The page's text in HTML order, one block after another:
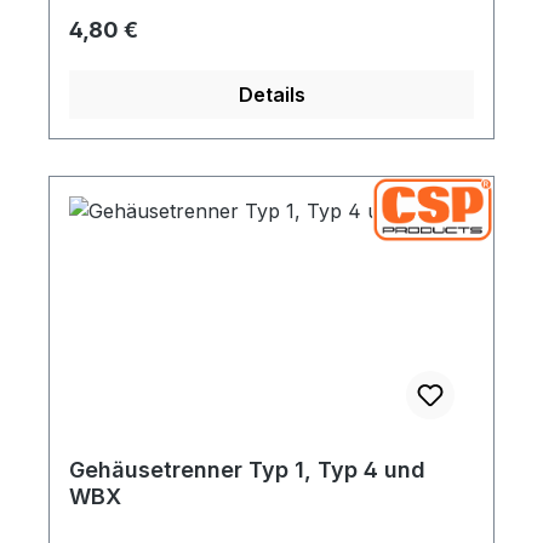
werden, die von der Motorgehäuseseite aus
eingeschlagen wird. Damit entfällt dann die
Regulärer Preis:
4,80 €
Details
Gehäusetrenner Typ 1, Typ 4 und
WBX